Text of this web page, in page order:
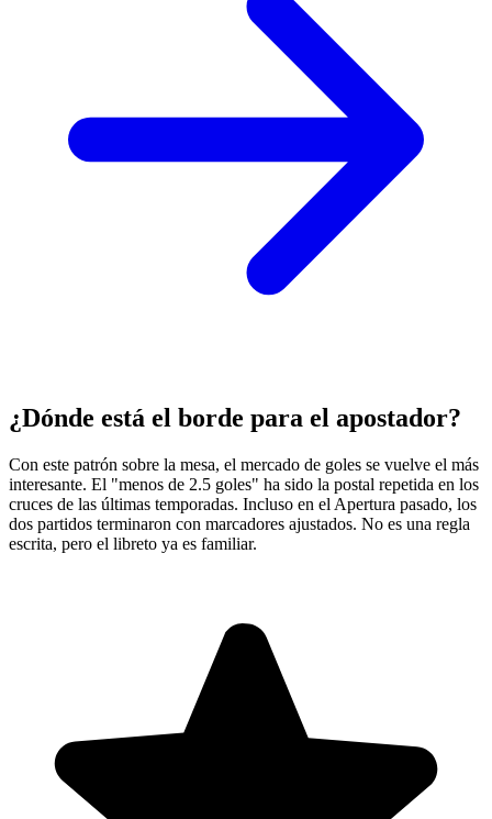
¿Dónde está el borde para el apostador?
Con este patrón sobre la mesa, el mercado de goles se vuelve el más
interesante. El "menos de 2.5 goles" ha sido la postal repetida en los
cruces de las últimas temporadas. Incluso en el Apertura pasado, los
dos partidos terminaron con marcadores ajustados. No es una regla
escrita, pero el libreto ya es familiar.